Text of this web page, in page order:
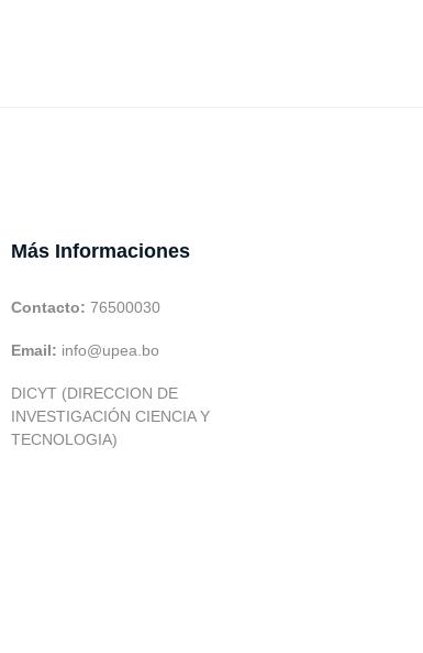
Más Informaciones
Contacto: 76500030
Email: info@upea.bo
DICYT (DIRECCION DE
INVESTIGACIÓN CIENCIA Y
TECNOLOGIA)